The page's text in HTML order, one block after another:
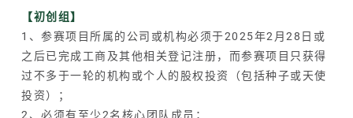
【初创组】
1、参赛项目所属的公司或机构必须于2025年2月28日或
之后已完成工商及其他相关登记注册，而参赛项目只获得
过不多于一轮的机构或个人的股权投资（包括种子或天使
投资）；
2、必须有至少2名核心团队成员；